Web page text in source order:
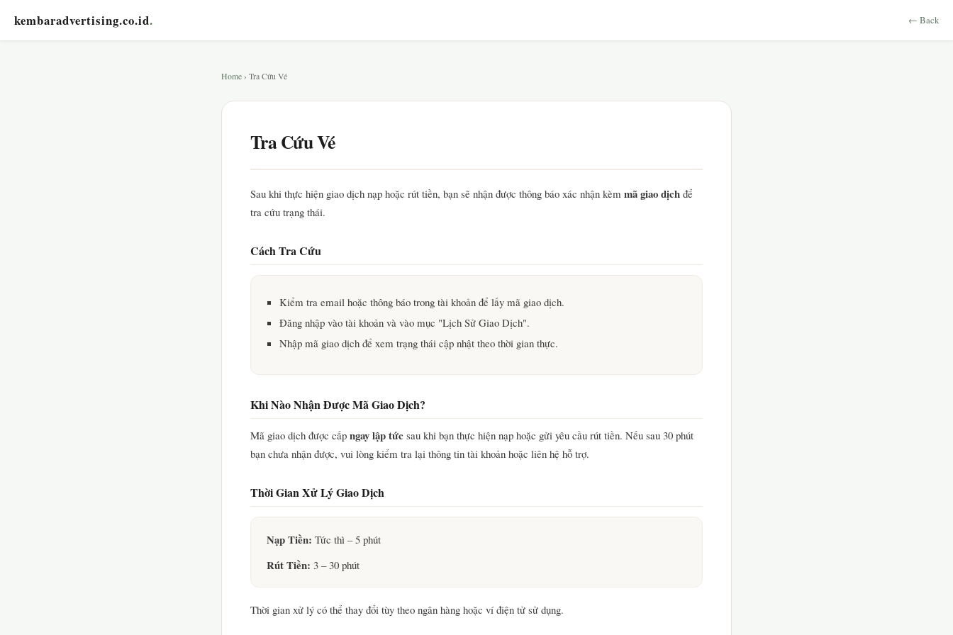
kembaradvertising.co.id. ← Back
Home › Tra Cứu Vé
Tra Cứu Vé
Sau khi thực hiện giao dịch nạp hoặc rút tiền, bạn sẽ nhận được thông báo xác nhận kèm mã giao dịch để
tra cứu trạng thái.
Cách Tra Cứu
Kiểm tra email hoặc thông báo trong tài khoản để lấy mã giao dịch.
Đăng nhập vào tài khoản và vào mục "Lịch Sử Giao Dịch".
Nhập mã giao dịch để xem trạng thái cập nhật theo thời gian thực.
Khi Nào Nhận Được Mã Giao Dịch?
Mã giao dịch được cấp ngay lập tức sau khi bạn thực hiện nạp hoặc gửi yêu cầu rút tiền. Nếu sau 30 phút
bạn chưa nhận được, vui lòng kiểm tra lại thông tin tài khoản hoặc liên hệ hỗ trợ.
Thời Gian Xử Lý Giao Dịch
Nạp Tiền: Tức thì – 5 phút
Rút Tiền: 3 – 30 phút
Thời gian xử lý có thể thay đổi tùy theo ngân hàng hoặc ví điện tử sử dụng.